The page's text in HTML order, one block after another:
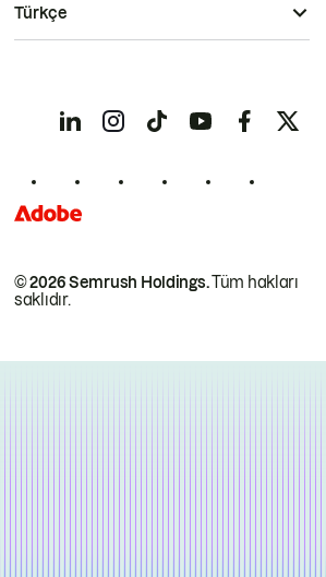
© 2026 Semrush Holdings.Tüm hakları
saklıdır.
Türkçe